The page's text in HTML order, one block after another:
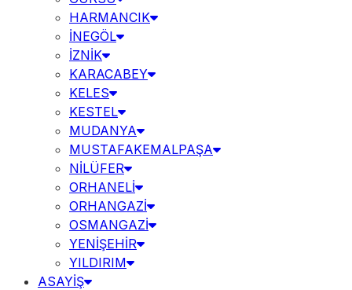
HARMANCIK
İNEGÖL
İZNİK
KARACABEY
KELES
KESTEL
MUDANYA
MUSTAFAKEMALPAŞA
NİLÜFER
ORHANELİ
ORHANGAZİ
OSMANGAZİ
YENİŞEHİR
YILDIRIM
ASAYİŞ